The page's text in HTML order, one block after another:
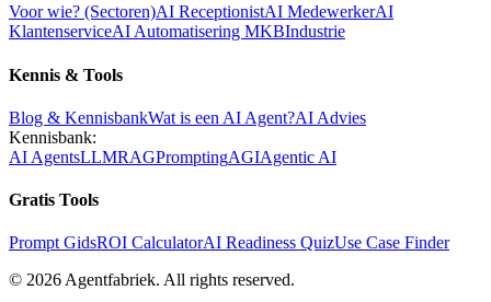
Voor wie? (Sectoren)AI ReceptionistAI MedewerkerAI
KlantenserviceAI Automatisering MKBIndustrie
Kennis & Tools
Blog & KennisbankWat is een AI Agent?AI Advies
Kennisbank:
AI AgentsLLMRAGPromptingAGIAgentic AI
Gratis Tools
Prompt GidsROI CalculatorAI Readiness QuizUse Case Finder
© 2026Agentfabriek. All rights reserved.